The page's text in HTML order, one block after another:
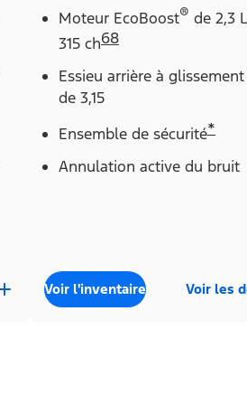
Moteur EcoBoost® de 2,3
315 ch68
Essieu arrière à
de 3,15
Ensemble de sécurité*
Annulation active du bruit
Voir l'inventaire Voir les